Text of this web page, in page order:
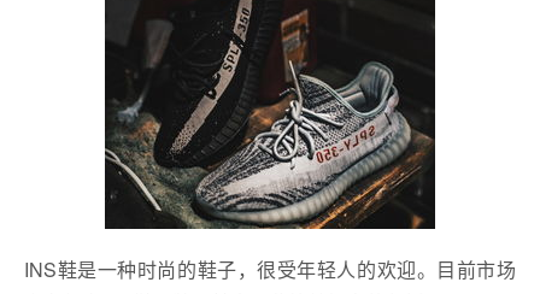
INS鞋是一种时尚的鞋子，很受年轻人的欢迎。目前市场